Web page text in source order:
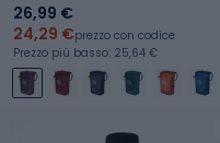
26,99 €
24,29 €prezzo con codice
Prezzo più basso: 25,64 €